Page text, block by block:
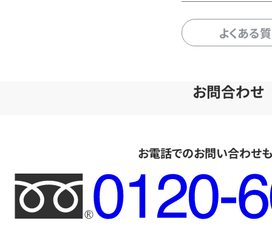
よくある
お問合わせ
お電話でのお問い合わせ
フ
リ
ー